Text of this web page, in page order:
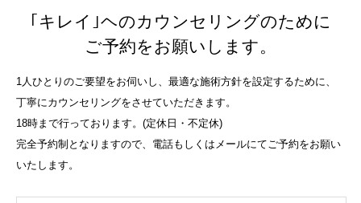
｢キレイ｣ヘのカウンセリングのために
ご予約をお願いします。
1人ひとりのご要望をお伺いし、最適な施術方針を設定するために、
丁寧にカウンセリングをさせていただきます。
18時まで行っております。(定休日・不定休)
完全予約制となりますので、電話もしくはメールにてご予約をお願い
いたします。